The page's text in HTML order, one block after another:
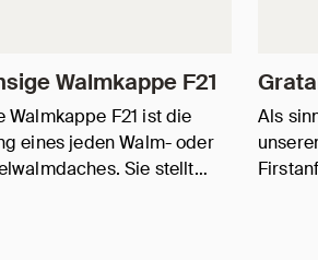
Walmkappe F21
Walmkappe F21 ist die
eines jeden Walm- oder
Sie stellt…
Als